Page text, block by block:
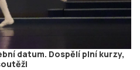
datum. Dospělí plní kurzy,